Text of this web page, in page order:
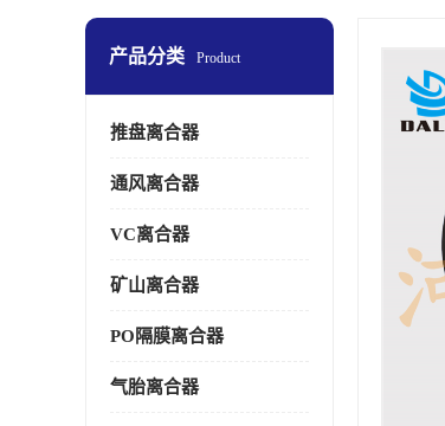
产品分类 Product
推盘离合器
通风离合器
VC离合器
矿山离合器
PO隔膜离合器
气胎离合器